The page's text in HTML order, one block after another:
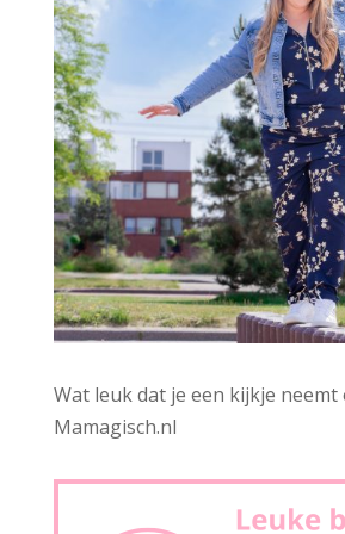
Wat leuk dat je een kijkje neemt
Mamagisch.nl